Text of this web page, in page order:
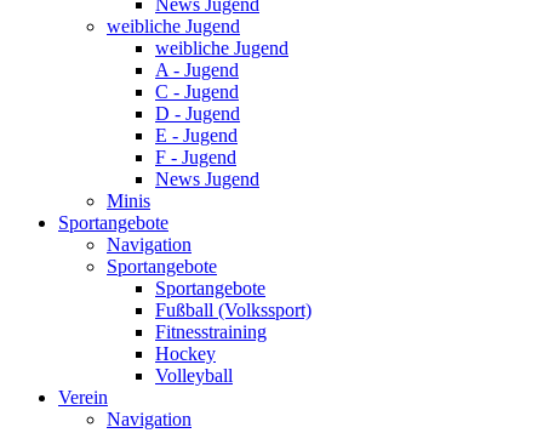
News Jugend
weibliche Jugend
weibliche Jugend
A - Jugend
C - Jugend
D - Jugend
E - Jugend
F - Jugend
News Jugend
Minis
Sportangebote
Navigation
Sportangebote
Sportangebote
Fußball (Volkssport)
Fitnesstraining
Hockey
Volleyball
Verein
Navigation